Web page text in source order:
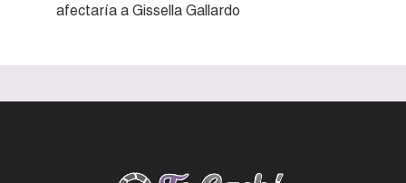
afectaría a Gissella Gallardo